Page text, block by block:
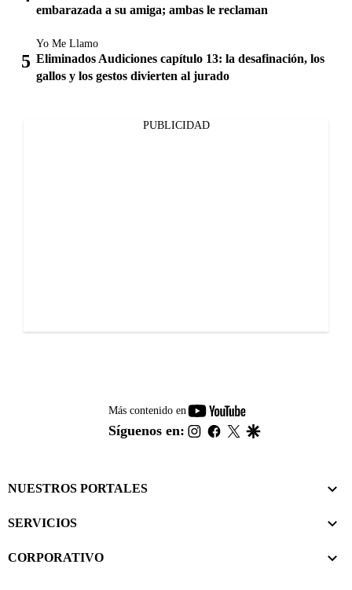
embarazada a su amiga; ambas le reclaman
Yo Me Llamo
Eliminados Audiciones capítulo 13: la desafinación, los
gallos y los gestos divierten al jurado
PUBLICIDAD
Más contenido en
youtube-
footer
Síguenos en: instagram
facebook
twitter
NUESTROS PORTALES
SERVICIOS
CORPORATIVO